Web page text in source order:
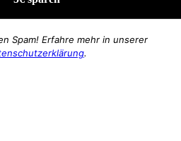
Spam! Erfahre mehr in unserer
.